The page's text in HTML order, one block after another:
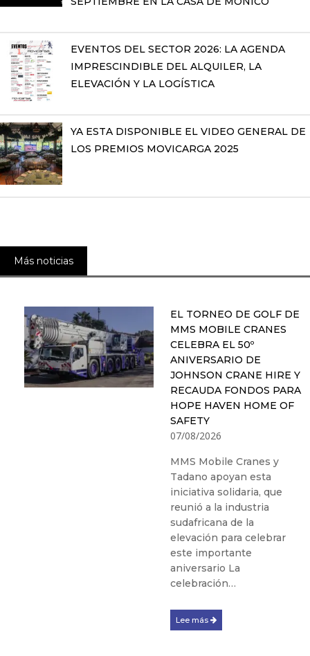
EVENTOS DEL SECTOR 2026: LA AGENDA
IMPRESCINDIBLE DEL ALQUILER, LA
ELEVACIÓN Y LA LOGÍSTICA
YA ESTA DISPONIBLE EL VIDEO GENERAL DE
LOS PREMIOS MOVICARGA 2025
Más noticias
EL TORNEO DE GOLF DE
MMS MOBILE CRANES
CELEBRA EL 50º
ANIVERSARIO DE
JOHNSON CRANE HIRE Y
RECAUDA FONDOS PARA
HOPE HAVEN HOME OF
SAFETY
07/08/2026
MMS Mobile Cranes y
Tadano apoyan esta
iniciativa solidaria, que
reunió a la industria
sudafricana de la
elevación para celebrar
este importante
aniversario La
celebración…
Lee más